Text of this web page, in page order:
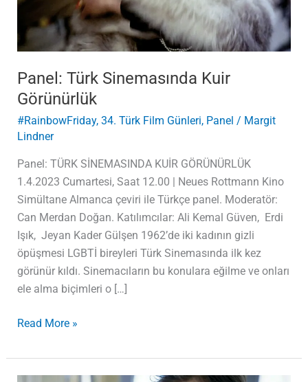
Panel: Türk Sinemasında Kuir
Görünürlük
#RainbowFriday, 34. Türk Film Günleri, Panel / Margit
Lindner
Panel: TÜRK SİNEMASINDA KUİR GÖRÜNÜRLÜK
1.4.2023 Cumartesi, Saat 12.00 | Neues Rottmann Kino
Simültane Almanca çeviri ile Türkçe panel. Moderatör:
Can Merdan Doğan. Katılımcılar: Ali Kemal Güven, Erdi
Işık, Jeyan Kader Gülşen 1962’de iki kadının gizli
öpüşmesi LGBTİ bireyleri Türk Sinemasında ilk kez
görünür kıldı. Sinemacıların bu konulara eğilme ve onları
ele alma biçimleri o […]
Read More »